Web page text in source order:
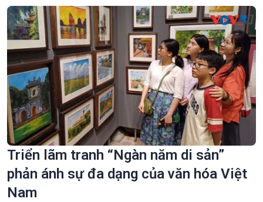
Triển lãm tranh “Ngàn năm di sản”
phản ánh sự đa dạng của văn hóa Việt
Nam